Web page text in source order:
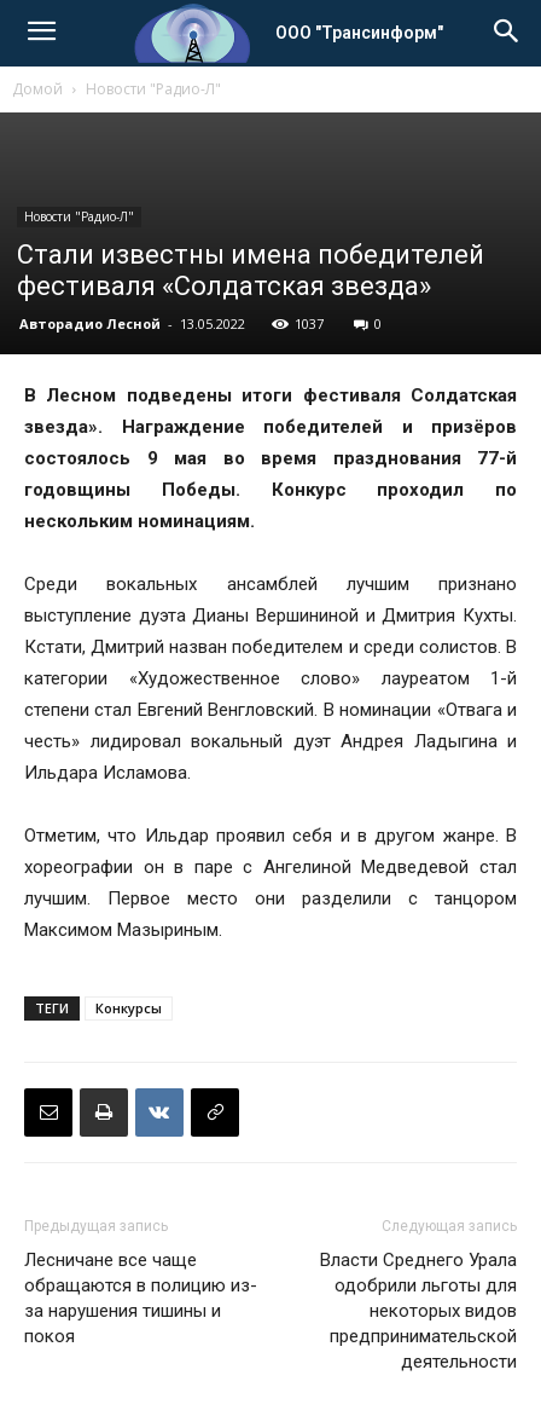
ООО "Трансинформ"
Домой Новости "Радио-Л"
Новости "Радио-Л"
Стали известны имена победителей
фестиваля «Солдатская звезда»
Авторадио Лесной - 13.05.2022 1037 0
В Лесном подведены итоги фестиваля Солдатская
звезда». Награждение победителей и призёров
состоялось 9 мая во время празднования 77-й
годовщины Победы. Конкурс проходил по
нескольким номинациям.
Среди вокальных ансамблей лучшим признано
выступление дуэта Дианы Вершининой и Дмитрия Кухты.
Кстати, Дмитрий назван победителем и среди солистов. В
категории «Художественное слово» лауреатом 1-й
степени стал Евгений Венгловский. В номинации «Отвага и
честь» лидировал вокальный дуэт Андрея Ладыгина и
Ильдара Исламова.
Отметим, что Ильдар проявил себя и в другом жанре. В
хореографии он в паре с Ангелиной Медведевой стал
лучшим. Первое место они разделили с танцором
Максимом Мазыриным.
ТЕГИ Конкурсы
Предыдущая запись
Лесничане все чаще
обращаются в полицию из-
за нарушения тишины и
покоя
Следующая запись
Власти Среднего Урала
одобрили льготы для
некоторых видов
предпринимательской
деятельности